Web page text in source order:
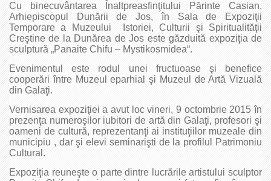
Cu binecuvântarea Înaltpreasfinţitului Părinte Casian,
Arhiepiscopul Dunării de Jos, în Sala de Expoziţii
Temporare a Muzeului Istoriei, Culturii şi Spiritualităţii
Creştine de la Dunărea de Jos este găzduită expoziţia de
sculptură „Panaite Chifu – Mystikosmidea“.
Evenimentul este rodul unei fructuoase şi benefice
cooperări între Muzeul eparhial şi Muzeul de Artă Vizuală
din Galaţi.
Vernisarea expoziţiei a avut loc vineri, 9 octombrie 2015 în
prezenţa numeroşilor iubitori de artă din Galaţi, profesori şi
oameni de cultură, reprezentanţi ai instituţiilor muzeale din
municipiu , dar şi elevi seminarişti de la profilul Patrimoniu
Cultural.
Expoziţia reuneşte o parte dintre lucrările artistului sculptor